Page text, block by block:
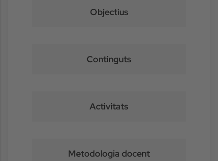
Objectius
Continguts
Activitats
Metodologia docent